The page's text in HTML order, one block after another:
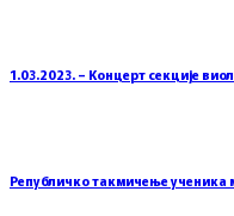
1.03.2023. – Концерт секције
Републичко такмичење ученика